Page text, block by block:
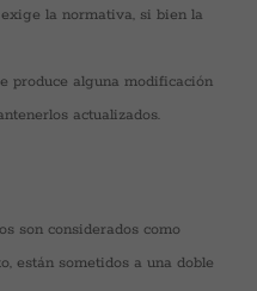
la normativa, si bien la
produce alguna modificación
actualizados.
son considerados como
están sometidos a una doble